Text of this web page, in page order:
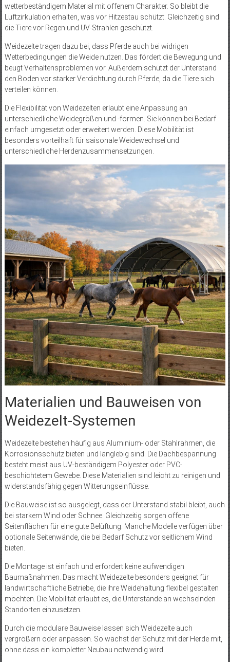
wetterbeständigem Material mit offenem Charakter. So bleibt die
Luftzirkulation erhalten, was vor Hitzestau schützt. Gleichzeitig sind
die Tiere vor Regen und UV-Strahlen geschützt.
Weidezelte tragen dazu bei, dass Pferde auch bei widrigen
Wetterbedingungen die Weide nutzen. Das fördert die Bewegung und
beugt Verhaltensproblemen vor. Außerdem schützt der Unterstand
den Boden vor starker Verdichtung durch Pferde, da die Tiere sich
verteilen können.
Die Flexibilität von Weidezelten erlaubt eine Anpassung an
unterschiedliche Weidegrößen und -formen. Sie können bei Bedarf
einfach umgesetzt oder erweitert werden. Diese Mobilität ist
besonders vorteilhaft für saisonale Weidewechsel und
unterschiedliche Herdenzusammensetzungen.
Materialien und Bauweisen von
Weidezelt-Systemen
Weidezelte bestehen häufig aus Aluminium- oder Stahlrahmen, die
Korrosionsschutz bieten und langlebig sind. Die Dachbespannung
besteht meist aus UV-beständigem Polyester oder PVC-
beschichtetem Gewebe. Diese Materialien sind leicht zu reinigen und
widerstandsfähig gegen Witterungseinflüsse.
Die Bauweise ist so ausgelegt, dass der Unterstand stabil bleibt, auch
bei starkem Wind oder Schnee. Gleichzeitig sorgen offene
Seitenflächen für eine gute Belüftung. Manche Modelle verfügen über
optionale Seitenwände, die bei Bedarf Schutz vor seitlichem Wind
bieten.
Die Montage ist einfach und erfordert keine aufwendigen
Baumaßnahmen. Das macht Weidezelte besonders geeignet für
landwirtschaftliche Betriebe, die ihre Weidehaltung flexibel gestalten
möchten. Die Mobilität erlaubt es, die Unterstände an wechselnden
Standorten einzusetzen.
Durch die modulare Bauweise lassen sich Weidezelte auch
vergrößern oder anpassen. So wächst der Schutz mit der Herde mit,
ohne dass ein kompletter Neubau notwendig wird.